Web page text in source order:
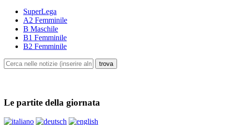
SuperLega
A2 Femminile
B Maschile
B1 Femminile
B2 Femminile
Le partite della giornata